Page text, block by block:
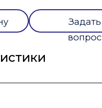
Задать
вопрос